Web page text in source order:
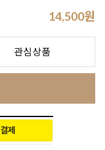
14,500원
관심상품